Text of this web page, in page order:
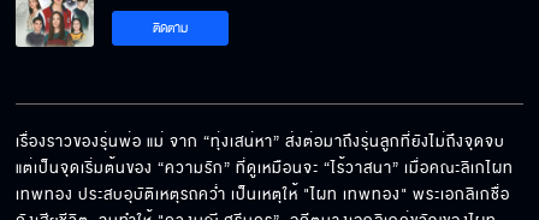
ติดตาม
เรื่องราวของรุ่นพ่อ แม่ จาก “ทุ่งเสน่หา” ส่งต่อมาถึงรุ่นลูกที่ยังไม่ถึงจุดจบ
แต่เป็นจุดเริ่มต้นของ “ความรัก” ที่ดูเหมือนจะ “ไร้วาสนา” เมื่อคณะลิเกไผท
เทพทอง ประสบอุบัติเหตุรถคว่ำ เป็นเหตุให้ "ไผท เทพทอง" พระเอกลิเกชื่อ